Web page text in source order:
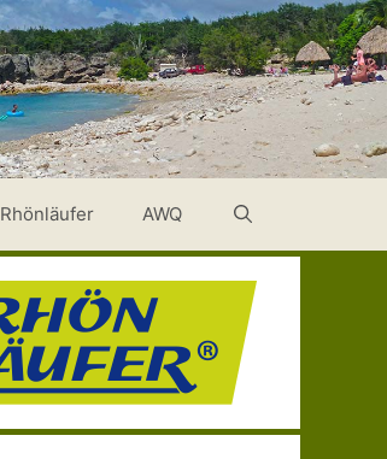
Rhönläufer AWQ